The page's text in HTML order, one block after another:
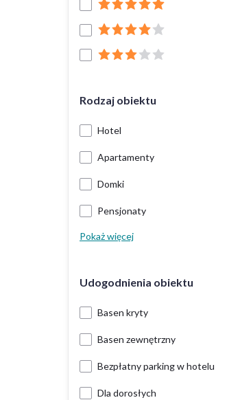
Rodzaj obiektu
Hotel
Apartamenty
Domki
Pensjonaty
Pokaż więcej
Udogodnienia obiektu
Basen kryty
Basen zewnętrzny
Bezpłatny parking w hotelu
Dla dorosłych